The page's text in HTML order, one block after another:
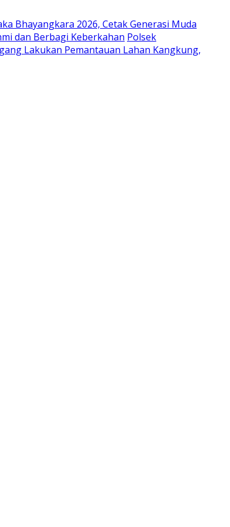
Bhayangkara 2026, Cetak Generasi Muda
dan Berbagi Keberkahan Polsek
Lakukan Pemantauan Lahan Kangkung,